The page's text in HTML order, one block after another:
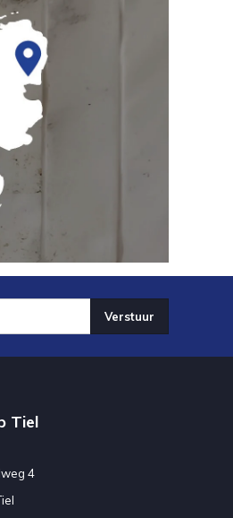
Verstuur
Tiel
4